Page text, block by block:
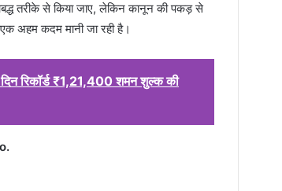
तरीके से किया जाए, लेकिन कानून की पकड़ से
एक अहम कदम मानी जा रही है।
रिकॉर्ड ₹1,21,400 शमन शुल्क की